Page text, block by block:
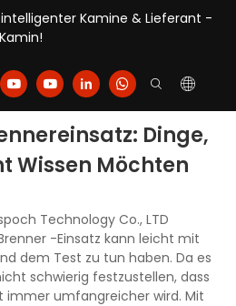
Kamine & Lieferant -
Dinge,
Wissen Möchten
Technology Co., LTD
-Einsatz kann leicht mit
dem Test zu tun haben. Da es
schwierig festzustellen, dass
immer umfangreicher wird. Mit